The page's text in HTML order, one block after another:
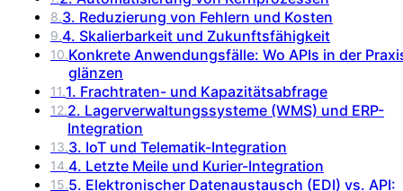
8.3. Reduzierung von Fehlern und Kosten
9.4. Skalierbarkeit und Zukunftsfähigkeit
10.Konkrete Anwendungsfälle: Wo APIs in der
glänzen
11.1. Frachtraten- und Kapazitätsabfrage
12.2. Lagerverwaltungssysteme (WMS) und ERP-
Integration
13.3. IoT und Telematik-Integration
14.4. Letzte Meile und Kurier-Integration
15.5. Elektronischer Datenaustausch (EDI) vs. API: